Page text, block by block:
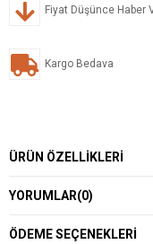
Fiyat Düşünce Haber
Kargo Bedava
ÜRÜN ÖZELLIKLERI
YORUMLAR(0)
ÖDEME SEÇENEKLERI